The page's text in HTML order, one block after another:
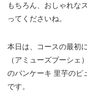
もちろん、おしゃれな
ってくださいね。
本日は、コースの最初
（アミューズブーシ
のパンケーキ 里芋のピ
です。